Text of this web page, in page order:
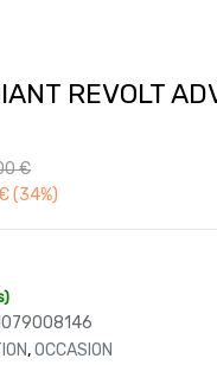
REVOLT
€
(34%)
,OCCASION